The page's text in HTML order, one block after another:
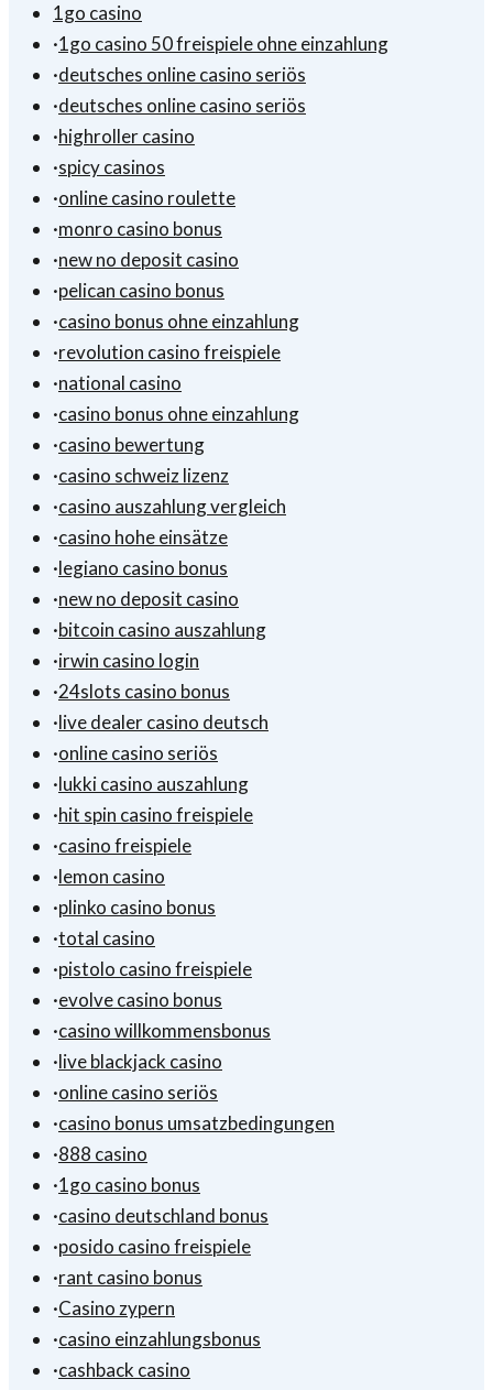
1go casino
·1go casino 50 freispiele ohne einzahlung
·deutsches online casino seriös
·deutsches online casino seriös
·highroller casino
·spicy casinos
·online casino roulette
·monro casino bonus
·new no deposit casino
·pelican casino bonus
·casino bonus ohne einzahlung
·revolution casino freispiele
·national casino
·casino bonus ohne einzahlung
·casino bewertung
·casino schweiz lizenz
·casino auszahlung vergleich
·casino hohe einsätze
·legiano casino bonus
·new no deposit casino
·bitcoin casino auszahlung
·irwin casino login
·24slots casino bonus
·live dealer casino deutsch
·online casino seriös
·lukki casino auszahlung
·hit spin casino freispiele
·casino freispiele
·lemon casino
·plinko casino bonus
·total casino
·pistolo casino freispiele
·evolve casino bonus
·casino willkommensbonus
·live blackjack casino
·online casino seriös
·casino bonus umsatzbedingungen
·888 casino
·1go casino bonus
·casino deutschland bonus
·posido casino freispiele
·rant casino bonus
·Casino zypern
·casino einzahlungsbonus
·cashback casino